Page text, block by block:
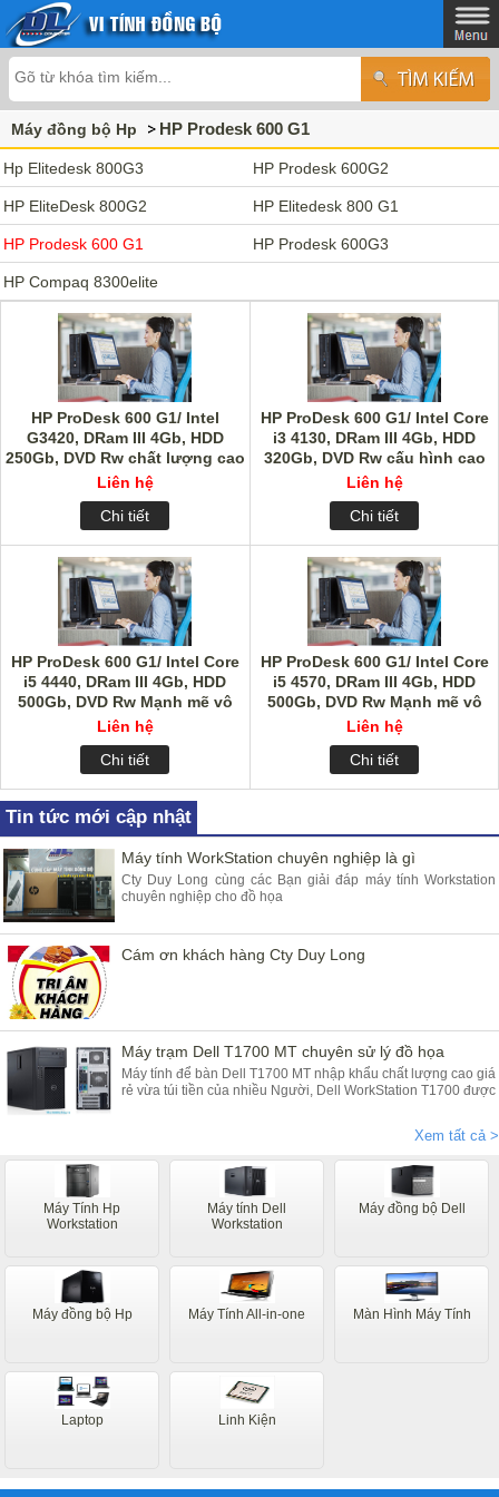
Máy đồng bộ Hp HP Prodesk 600 G1
Hp Elitedesk 800G3 HP Prodesk 600G2
HP EliteDesk 800G2 HP Elitedesk 800 G1
HP Prodesk 600 G1 HP Prodesk 600G3
HP Compaq 8300elite
HP ProDesk 600 G1/ Intel
G3420, DRam III 4Gb, HDD
250Gb, DVD Rw chất lượng cao
Liên hệ
Chi tiết
HP ProDesk 600 G1/ Intel Core
i3 4130, DRam III 4Gb, HDD
320Gb, DVD Rw cấu hình cao
giá rẻ
Liên hệ
Chi tiết
HP ProDesk 600 G1/ Intel Core
i5 4440, DRam III 4Gb, HDD
500Gb, DVD Rw Mạnh mẽ vô
cùng
Liên hệ
Chi tiết
HP ProDesk 600 G1/ Intel Core
i5 4570, DRam III 4Gb, HDD
500Gb, DVD Rw Mạnh mẽ vô
cùng
Liên hệ
Chi tiết
Tin tức mới cập nhật
Máy tính WorkStation chuyên nghiệp là gì
Cty Duy Long cùng các Bạn giải đáp máy tính Workstation
chuyên nghiệp cho đồ họa
Cám ơn khách hàng Cty Duy Long
Máy trạm Dell T1700 MT chuyên sử lý đồ họa
Máy tính để bàn Dell T1700 MT nhập khẩu chất lượng cao giá
rẻ vừa túi tiền của nhiều Người, Dell WorkStation T1700 được
Xem tất cả >
Máy Tính Hp
Workstation
Máy tính Dell
Workstation
Máy đồng bộ Dell
Máy đồng bộ Hp Máy Tính All-in-one Màn Hình Máy Tính
Laptop Linh Kiện